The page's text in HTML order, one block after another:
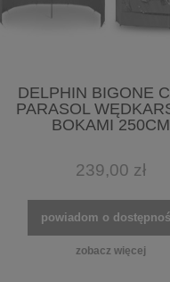
DELPHIN BIGONE
PARASOL
BOKAMI 250CM
239,00 zł
powiadom o
zobacz więcej